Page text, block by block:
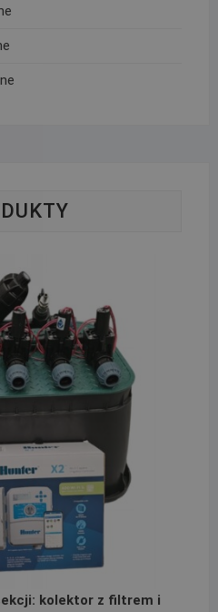
kolektor z filtrem i